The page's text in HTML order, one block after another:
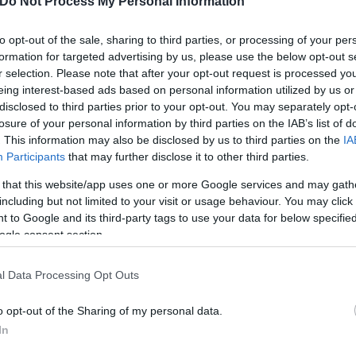
opt-out of the sale, sharing to third parties, or processing of your
for targeted advertising by us, please use the below opt-out
selection. Please note that after your opt-out request is processed
interest-based ads based on personal information utilized by us
to third parties prior to your opt-out. You may separately
of your personal information by third parties on the IAB’s list of
This information may also be disclosed by us to third parties on the
Participants that may further disclose it to other third parties.
that this website/app uses one or more Google services and may
but not limited to your visit or usage behaviour. You may
to Google and its third-party tags to use your data for below
consent section.
Data Processing Opt Outs
opt-out of the Sharing of my personal data.
να ξεκινούσε το όνειρό του, μία δική του
του ανέβηκαν στην Βουλγαρία όμως
εκτός πίστας.